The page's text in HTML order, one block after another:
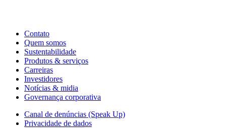
Contato
Quem somos
Sustentabilidade
Produtos & serviços
Carreiras
Investidores
Notícias & midia
Governança corporativa
Canal de denúncias (Speak Up)
Privacidade de dados